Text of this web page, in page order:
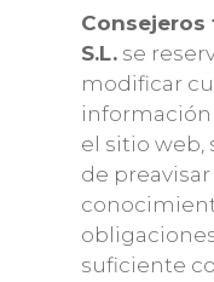
S.L.se
modificar
información
el sitio web,
de
suficiente